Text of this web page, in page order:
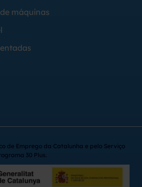
máquinas
de Emprego da Catalunha e pelo Serviço
30 Plus.